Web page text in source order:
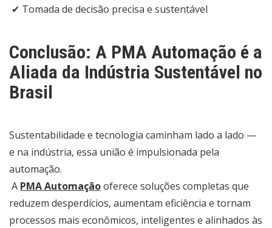
✔ Tomada de decisão precisa e sustentável
Conclusão: A PMA Automação é a
Aliada da Indústria Sustentável no
Brasil
Sustentabilidade e tecnologia caminham lado a lado —
e na indústria, essa união é impulsionada pela
automação.
A PMA Automaçãooferece soluções completas que
reduzem desperdícios, aumentam eficiência e tornam
processos mais econômicos, inteligentes e alinhados às